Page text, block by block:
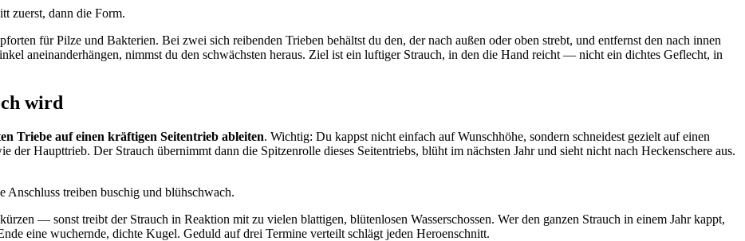
zuerst, dann die Form.
für Pilze und Bakterien. Bei zwei sich reibenden Trieben behältst du den, der nach außen oder oben strebt, und entfernst den nach innen
aneinanderhängen, nimmst du den schwächsten heraus. Ziel ist ein luftiger Strauch, in den die Hand reicht — nicht ein dichtes Geflecht, in
wird
Triebe auf einen kräftigen Seitentrieb ableiten. Wichtig: Du kappst nicht einfach auf Wunschhöhe, sondern schneidest gezielt auf einen
der Haupttrieb. Der Strauch übernimmt dann die Spitzenrolle dieses Seitentriebs, blüht im nächsten Jahr und sieht nicht nach Heckenschere aus.
treiben buschig und blühschwach.
— sonst treibt der Strauch in Reaktion mit zu vielen blattigen, blütenlosen Wasserschossen. Wer den ganzen Strauch in einem Jahr kappt,
eine wuchernde, dichte Kugel. Geduld auf drei Termine verteilt schlägt jeden Heroenschnitt.